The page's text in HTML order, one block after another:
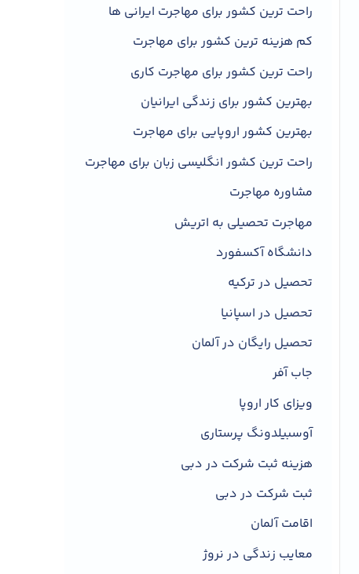
۶- ارسال درخواست ویزا به سفارت پرتغال
در ایران
پرتغال و تأیید نهایی
پرهیز از بروز انواع چالش ها در هر یک از
۹- تمدید اقامت و ادامه همکاری با مرکز
رشد
۱۰- تبدیل ویزای استارتاپ پرتغال به اقامت
دائم
دیدگاهتان را بنویسید لغو پاسخ
راحت ترین کشور برای مهاجرت ایرانی ها
کم هزینه ترین کشور برای مهاجرت
راحت ترین کشور برای مهاجرت کاری
بهترین کشور برای زندگی ایرانیان
بهترین کشور اروپایی برای مهاجرت
راحت ترین کشور انگلیسی زبان برای مهاجرت
مشاوره مهاجرت
مهاجرت تحصیلی به اتریش
دانشگاه آکسفورد
تحصیل در ترکیه
تحصیل در اسپانیا
تحصیل رایگان در آلمان
جاب آفر
ویزای کار اروپا
آوسبیلدونگ پرستاری
هزینه ثبت شرکت در دبی
ثبت شرکت در دبی
اقامت آلمان
معایب زندگی در نروژ